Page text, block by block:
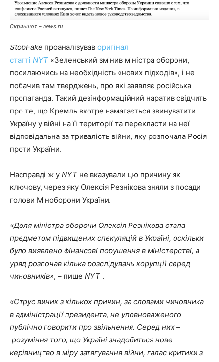
Скриншот – news.ru
StopFake проаналізував оригінал
статті NYT «Зеленський змінив міністра оборони,
посилаючись на необхідність «нових підходів», і не
побачив там тверджень, про які заявляє російська
пропаганда. Такий дезінформаційний наратив свідчить
про те, що Кремль вкотре намагається звинуватити
Україну у війні на її території та перекласти на неї
відповідальна за тривалість війни, яку розпочала Росія
проти України.
Насправді ж у NYT не вказували цю причину як
ключову, через яку Олексія Резнікова зняли з посади
голови Міноборони України.
«Доля міністра оборони Олексія Резнікова стала
предметом підвищених спекуляцій в Україні, оскільки
було виявлено фінансові порушення в міністерстві, а
уряд розпочав кілька розслідувань корупції серед
чиновників», – пише NYT .
«Струс виник з кількох причин, за словами чиновника
в адміністрації президента, не уповноваженого
публічно говорити про звільнення. Серед них –
розуміння того, що Україні знадобиться нове
керівництво в міру затягування війни, галас критики з